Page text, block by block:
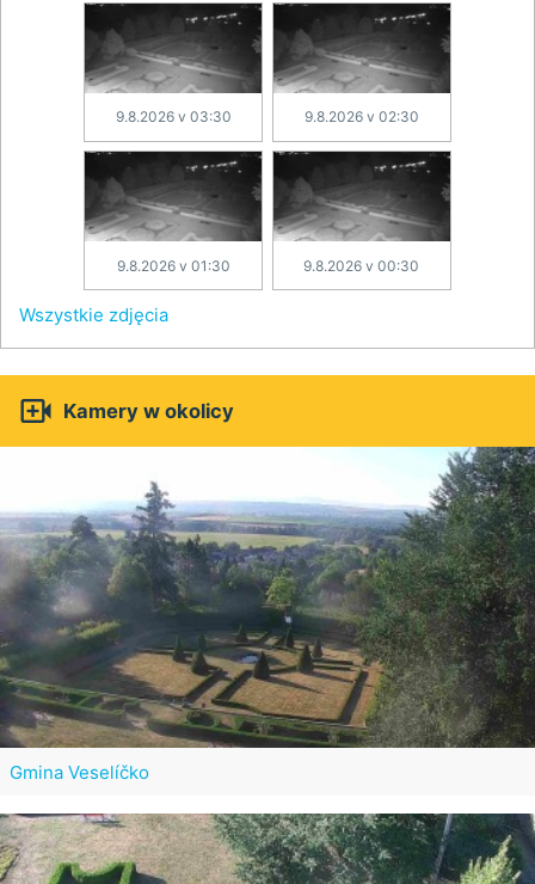
9.8.2026 v 03:30 9.8.2026 v 02:30
9.8.2026 v 01:30 9.8.2026 v 00:30
Wszystkie zdjęcia
 Kamery w okolicy
Gmina Veselíčko